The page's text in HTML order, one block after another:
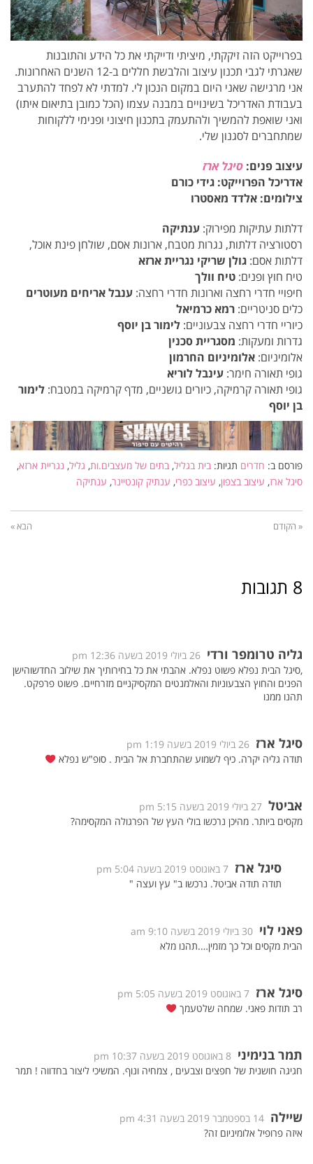
בפרוייקט הזה זיקקתי, מיציתי ודייקתי את כל הידע והתובנות
שאגרתי לגבי תכנון עיצוב והלבשת חללים ב-12 השנים האחרונות.
אני מרגישה שאני היום במקום הנכון לי. למדתי לא לפחד להתערב
בעבודת האדריכל בשינויים במבנה עצמו (הכל כמובן בתיאום איתו)
ואני שואפת להמשיך ולהתעמק בתכנון חיצוני ופנימי ללקוחות
שמתחברים לסגנון שלי.
עיצוב פנים: סיגל ארז
אדריכל הפרוייקט: גידי כורם
צילומים: אלדד מאסטרו
דלתות עתיקות מפירוק: ענתיקה
רסטורציה דלתות, נגרות מטבח, ארונות אסם, שולחן פינת אוכל,
דלתות אסם: גולן שריקי נגריית ארזא
טיח חוץ ופנים: טיח וולך
חיפויי חדרי רחצה וארונות חדרי רחצה: ענבל אריחים מעוטרים
כלים סניטריים: רמא כרמיאל
כיוריי חדרי רחצה צבעוניים: לימור בן יוסף
גדרות ומעקות: מסגריית סכנין
אלומיניום: אלומיניום החרמון
גופי תאורה חימר: עינבל לוריא
גופי תאורה קרמיקה, כיורים גושניים, מדף קרמיקה במטבח: לימור
בן יוסף
פורסם ב: חדרים תגיות: בית בגליל, בתים של מעצבים.ות, גליל, נגריית ארזא,
סיגל ארז, עיצוב בצפון, עיצוב כפרי, ענתיק קונטיינר, ענתיקה
« הקודם הבא »
8 תגובות
גליה טרומפר ורדי 26 ביולי 2019 בשעה 12:36 pm
,סיגל הבית נפלא פשוט נפלא. אהבתי את כל בחירותיך את שילוב החדשוהישן
הפנים והחוץ הצבעוניות והאלמנטים המקסיקניים מזרחיים. פשוט פרפקט.
תהנו ממנו
סיגל ארז 26 ביולי 2019 בשעה 1:19 pm
תודה גליה יקרה. כיף לשמוע שהתחברת אל הבית . סופ"ש נפלא
אביטל 27 ביולי 2019 בשעה 5:15 pm
מקסים ביותר. מהיכן נרכשו בולי העץ של הפרגולה המקסימה?
סיגל ארז 7 באוגוסט 2019 בשעה 5:04 pm
תודה תודה אביטל. נרכשו ב" עץ ועצה "
פאני לוי 30 ביולי 2019 בשעה 9:10 am
הבית מקסים וכל כך מזמין….תהנו מלא
סיגל ארז 7 באוגוסט 2019 בשעה 5:05 pm
רב תודות פאני. שמחה שלטעמך
תמר בנימיני 8 באוגוסט 2019 בשעה 10:37 pm
חגיגה חושנית של חפצים וצבעים , צמחיה ונוף. המשיכי ליצור בחדווה ! תמר
שיילה 14 בספטמבר 2019 בשעה 4:31 pm
איזה פרופיל אלומיניום זה?